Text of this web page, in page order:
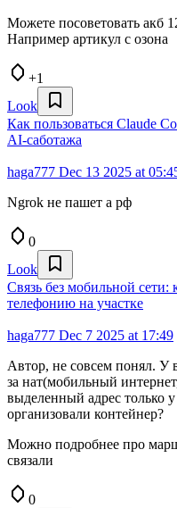
Можете посоветовать акб
Например артикул с озона
+1
Look
Как пользоваться Claude
AI-саботажа
haga777 Dec 13 2025 at
Ngrok не пашет а рф
0
Look
Связь без мобильной сети:
телефонию на участке
haga777 Dec 7 2025 at 17:49
Автор, не совсем понял. У
за нат(мобильный
выделенный адрес только
организовали контейнер?
Можно подробнее про
связали
0